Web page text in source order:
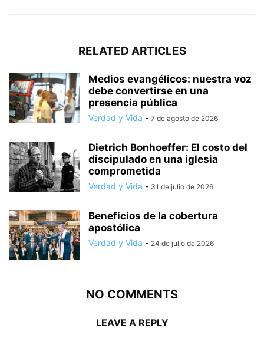
RELATED ARTICLES
Medios evangélicos: nuestra voz
debe convertirse en una
presencia pública
Verdad y Vida - 7 de agosto de 2026
Dietrich Bonhoeffer: El costo del
discipulado en una iglesia
comprometida
Verdad y Vida - 31 de julio de 2026
Beneficios de la cobertura
apostólica
Verdad y Vida - 24 de julio de 2026
NO COMMENTS
LEAVE A REPLY